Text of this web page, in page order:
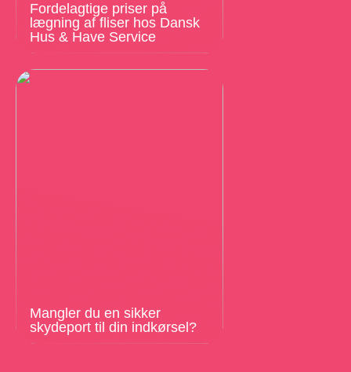
Fordelagtige priser på
lægning af fliser hos Dansk
Hus & Have Service
Mangler du en sikker
skydeport til din indkørsel?